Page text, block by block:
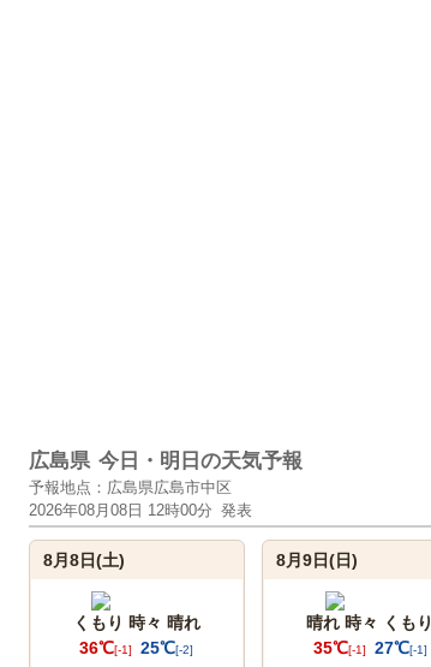
広島県 今日・明日の天気予報
予報地点：広島県広島市中区
2026年08月08日 12時00分 発表
8月8日(土)
くもり 時々 晴れ
36℃[-1] 25℃[-2]
8月9日(日)
晴れ 時々 くもり
35℃[-1] 27℃[-1]